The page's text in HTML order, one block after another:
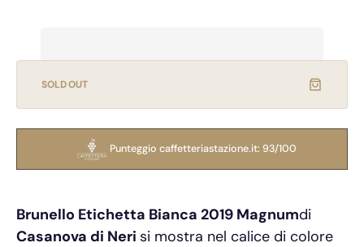
SOLD OUT
Punteggio caffetteriastazione.it: 93/100
Brunello Etichetta Bianca 2019 Magnumdi
Casanova di Neri si mostra nel calice di colore